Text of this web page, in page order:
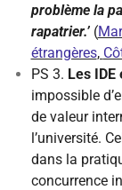
problème la
rapatrier.’(
étrangères,
PS 3. Les IDE
impossible
de valeur
l’université.
dans la
concurrence